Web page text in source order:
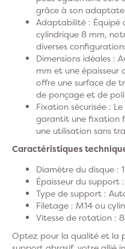
grâce à son
Adaptabilité : Équipé
cylindrique 8 mm,
diverses
Dimensions idéales :
mm et une épaisseur
offre une surface de
de ponçage et de
Fixation sécurisée :
garantit une fixation
une utilisation sans
Caractéristiques
Diamètre du disque :
Épaisseur du support
Type de support :
Filetage : M14 ou
Vitesse de rotation :
Optez pour la qualité et la